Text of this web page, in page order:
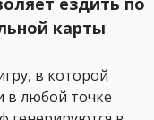
карты
в которой
в любой точке